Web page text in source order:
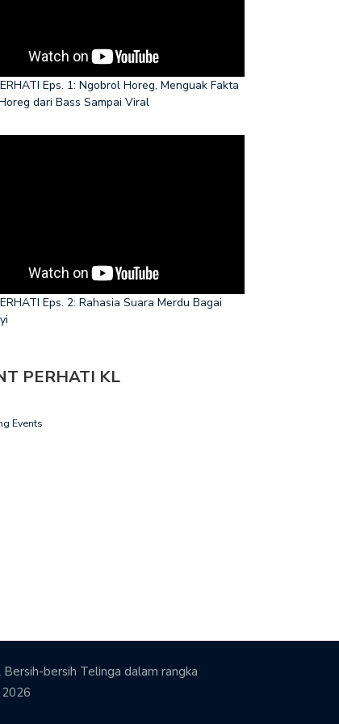
Eps. 1: Ngobrol Horeg, Menguak Fakta
dari Bass Sampai Viral
Eps. 2: Rahasia Suara Merdu Bagai
PERHATI KL
Events
bersih Telinga dalam rangka